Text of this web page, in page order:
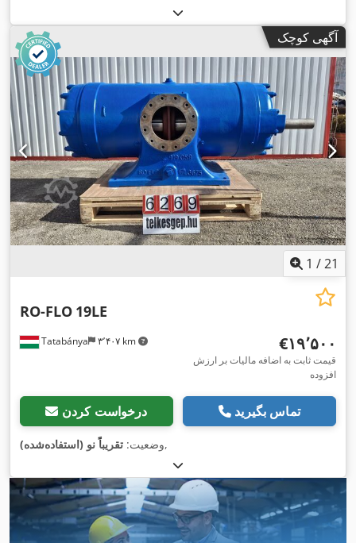
آگهی کوچک
1 /21
Tatabánya ۳٬۴۰۷ km
RO-FLO 19LE
‎€۱۹٬۵۰۰
قیمت ثابت به اضافه مالیات بر ارزش
افزوده
درخواست کردن تماس بگیرید
وضعیت: تقریباً نو (استفاده‌شده) ,